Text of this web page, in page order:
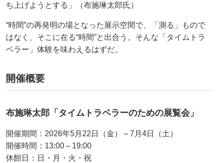
ち上げようとする」（布施琳太郎氏）
“時間”の再発明の場となった展示空間で、「測る」もので
はなく、そこに在る“時間”と出合う。そんな「タイムトラ
ベラー」体験を味わえるはずだ。
開催概要
布施琳太郎「タイムトラベラーのための展覧会」
開催期間：2026年5月22日（金）～7月4日（土）
開催時間：13:00～19:00
休館日：日・月・火・祝